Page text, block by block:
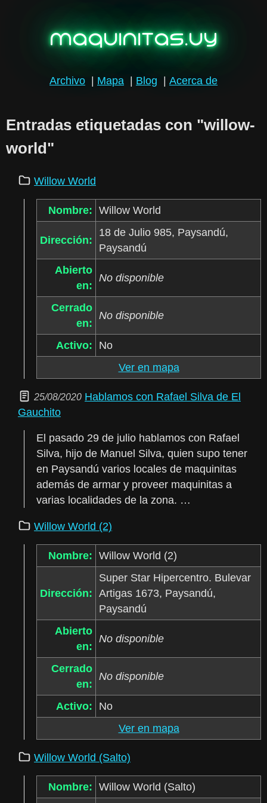
maquinitas.uy
Archivo Mapa Blog Acerca de
Entradas etiquetadas con "willow-
world"
Willow World
Nombre: Willow World
Dirección:
18 de Julio 985, Paysandú,
Paysandú
Abierto
en:
No disponible
Cerrado
en:
No disponible
Activo:
No
Ver en mapa
25/08/2020 Hablamos con Rafael Silva de El
Gauchito
El pasado 29 de julio hablamos con Rafael
Silva, hijo de Manuel Silva, quien supo tener
en Paysandú varios locales de maquinitas
además de armar y proveer maquinitas a
varias localidades de la zona. …
Willow World (2)
Nombre: Willow World (2)
Dirección:
Super Star Hipercentro. Bulevar
Artigas 1673, Paysandú,
Paysandú
Abierto
en:
No disponible
Cerrado
en:
No disponible
Activo:
No
Ver en mapa
Willow World (Salto)
Nombre: Willow World (Salto)